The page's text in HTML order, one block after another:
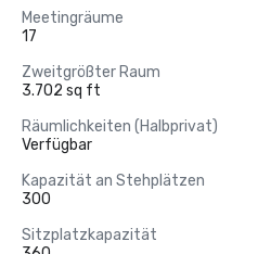
Meetingräume
17
Zweitgrößter Raum
3.702 sq ft
Räumlichkeiten (Halbprivat)
Verfügbar
Kapazität an Stehplätzen
300
Sitzplatzkapazität